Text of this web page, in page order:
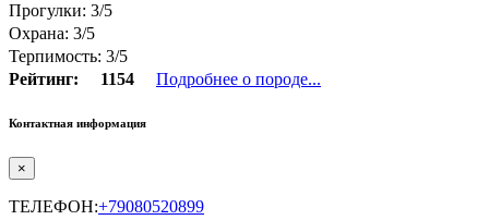
Прогулки: 3/5
Охрана: 3/5
Терпимость: 3/5
Рейтинг:
1154 Подробнее о породе...
Контактная информация
×
ТЕЛЕФОН:+79080520899